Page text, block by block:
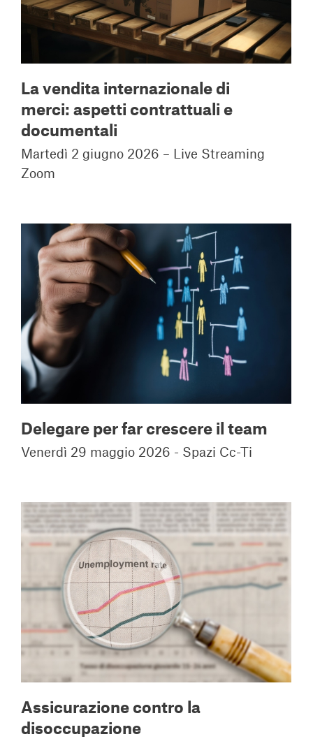
La vendita internazionale di
merci: aspetti contrattuali e
documentali
Martedì 2 giugno 2026 – Live Streaming
Zoom
Delegare per far crescere il team
Venerdì 29 maggio 2026 - Spazi Cc-Ti
Assicurazione contro la
disoccupazione